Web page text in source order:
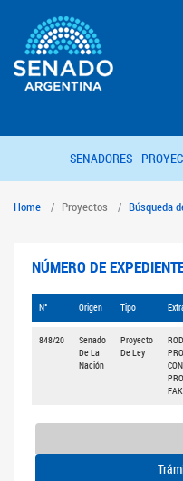
SENADORES -
Home Proyectos Búsqueda
NÚMERO DE
N° Origen Tipo
848/20
Senado
De La
Nación
Proyecto
De Ley